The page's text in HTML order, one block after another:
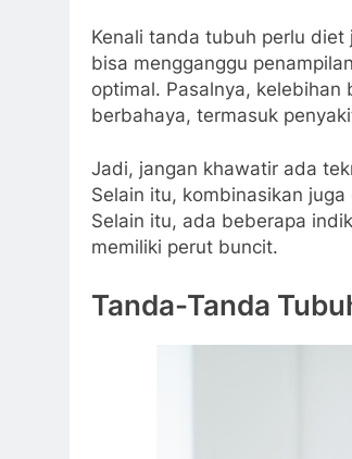
Kenali tanda tubuh perlu
bisa mengganggu
optimal. Pasalnya,
berbahaya, termasuk
Jadi, jangan khawatir ada
Selain itu, kombinasikan
Selain itu, ada beberapa
memiliki perut buncit.
Tanda-Tanda